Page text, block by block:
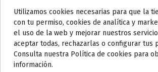
Descripción
AVISO IMPORTANTE
Nos tomamos unos
Todos los pedidos realizados desde el
Utilizamos cookies necesarias para que la
con tu permiso, cookies de analítica y
el uso de la web y mejorar nuestros
aceptar todas, rechazarlas o configurar tus
Consulta nuestra Política de cookies para
información.